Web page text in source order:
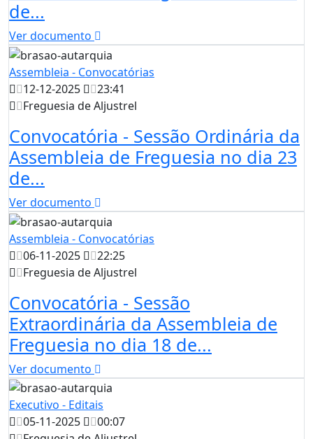
de...
Ver documento
Assembleia - Convocatórias
12-12-2025
23:41
Freguesia de Aljustrel
Convocatória - Sessão Ordinária da
Assembleia de Freguesia no dia 23
de...
Ver documento
Assembleia - Convocatórias
06-11-2025
22:25
Freguesia de Aljustrel
Convocatória - Sessão
Extraordinária da Assembleia de
Freguesia no dia 18 de...
Ver documento
Executivo - Editais
05-11-2025
00:07